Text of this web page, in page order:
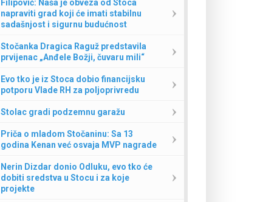
Filipović: Naša je obveza od Stoca
napraviti grad koji će imati stabilnu
sadašnjost i sigurnu budućnost
Stočanka Dragica Raguž predstavila
prvijenac „Anđele Božji, čuvaru mili“
Evo tko je iz Stoca dobio financijsku
potporu Vlade RH za poljoprivredu
Stolac gradi podzemnu garažu
Priča o mladom Stočaninu: Sa 13
godina Kenan već osvaja MVP nagrade
Nerin Dizdar donio Odluku, evo tko će
dobiti sredstva u Stocu i za koje
projekte